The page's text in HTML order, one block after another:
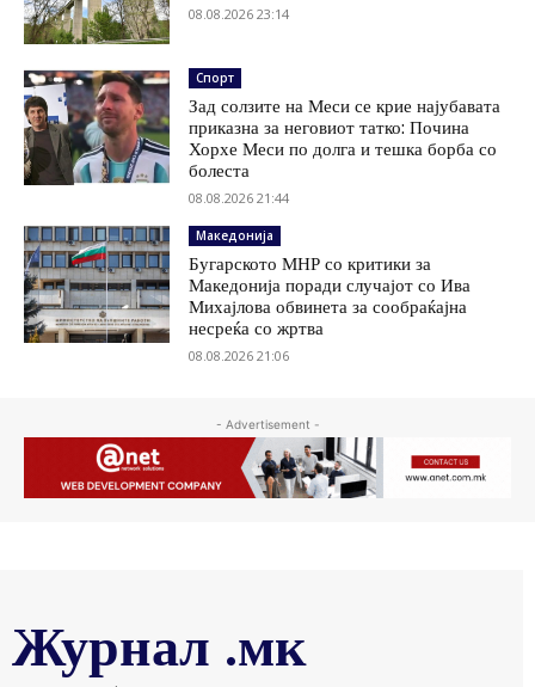
08.08.2026 23:14
Спорт
Зад солзите на Меси се крие најубавата
приказна за неговиот татко: Почина
Хорхе Меси по долга и тешка борба со
болеста
08.08.2026 21:44
Македонија
Бугарското МНР со критики за
Македонија поради случајот со Ива
Михајлова обвинета за сообраќајна
несреќа со жртва
08.08.2026 21:06
- Advertisement -
Журнал .мк